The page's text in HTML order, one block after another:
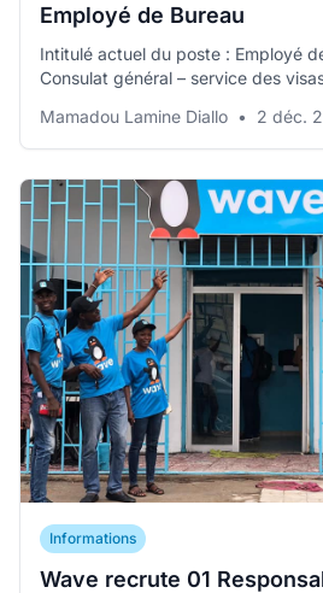
Employé de Bureau
Intitulé actuel du poste : Employé
Consulat général – service des
Mamadou Lamine Diallo • 2 déc.
Informations
Wave recrute 01